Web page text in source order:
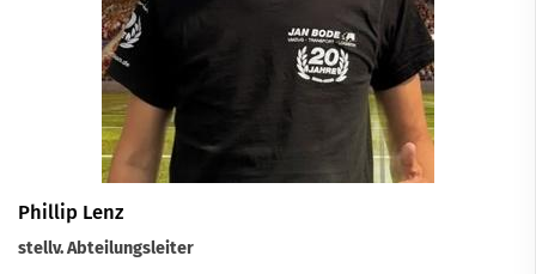
Phillip Lenz
stellv. Abteilungsleiter